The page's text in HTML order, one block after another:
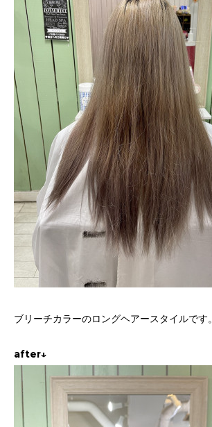
ブリーチカラーのロングヘアースタイルです。
after↓